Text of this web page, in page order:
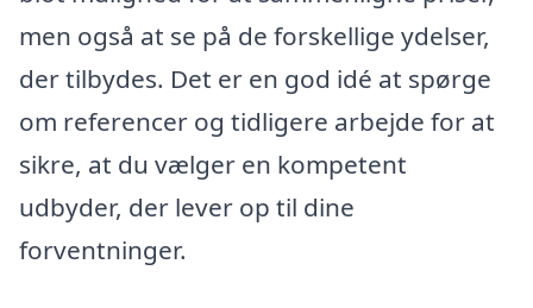
men også at se på de forskellige ydelser,
der tilbydes. Det er en god idé at spørge
om referencer og tidligere arbejde for at
sikre, at du vælger en kompetent
udbyder, der lever op til dine
forventninger.